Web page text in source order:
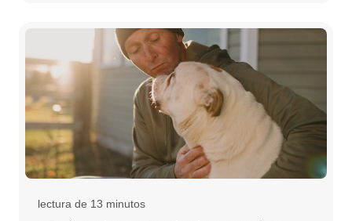
lectura de 13 minutos